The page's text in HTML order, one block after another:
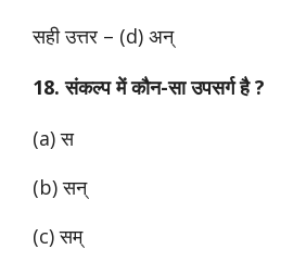
सही उत्तर – (d) अन्
18. संकल्प में कौन-सा उपसर्ग है ?
(a) स
(b) सन्
(c) सम्